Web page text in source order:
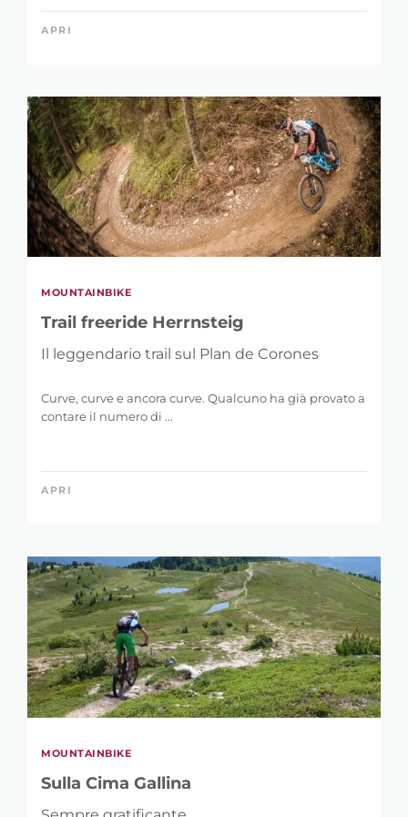
APRI
MOUNTAINBIKE
Trail freeride Herrnsteig
Il leggendario trail sul Plan de Corones
Curve, curve e ancora curve. Qualcuno ha già provato a
contare il numero di ...
APRI
MOUNTAINBIKE
Sulla Cima Gallina